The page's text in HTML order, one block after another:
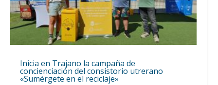
Inicia en Trajano la campaña de
concienciación del consistorio utrerano
«Sumérgete en el reciclaje»